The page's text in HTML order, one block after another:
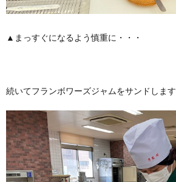
▲まっすぐになるよう慎重に・・・
続いてフランボワーズジャムをサンドします